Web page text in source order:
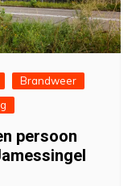
Brandweer
persoon